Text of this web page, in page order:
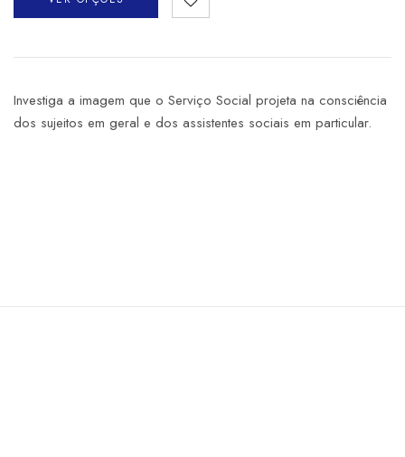
Investiga a imagem que o Serviço Social projeta na consciência
dos sujeitos em geral e dos assistentes sociais em particular.